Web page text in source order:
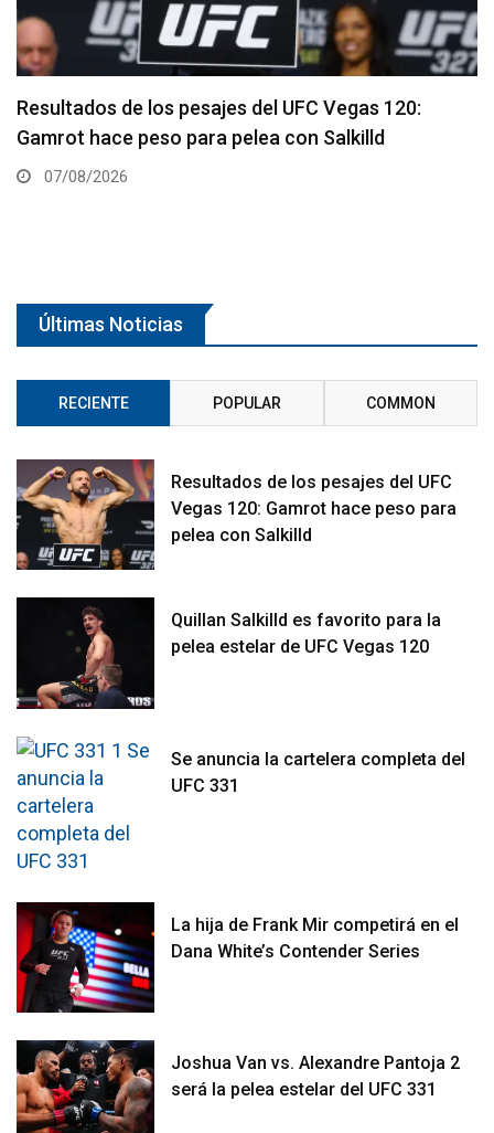
Quillan Salkilld es favorito para la pelea estelar de
UFC Vegas 120
06/08/2026
Últimas Noticias
RECIENTE POPULAR COMMON
Resultados de los pesajes del UFC
Vegas 120: Gamrot hace peso para
pelea con Salkilld
Quillan Salkilld es favorito para la
pelea estelar de UFC Vegas 120
Se anuncia la cartelera completa del
UFC 331
La hija de Frank Mir competirá en el
Dana White’s Contender Series
Joshua Van vs. Alexandre Pantoja 2
será la pelea estelar del UFC 331